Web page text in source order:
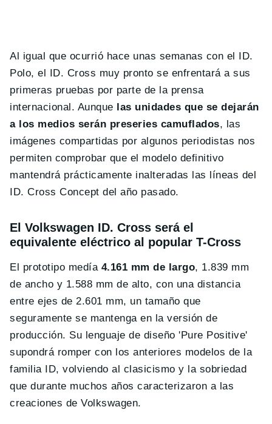
Al igual que ocurrió hace unas semanas con el ID.
Polo, el ID. Cross muy pronto se enfrentará a sus
primeras pruebas por parte de la prensa
internacional. Aunque
las unidades que se dejarán
a los medios serán preseries camuflados, las
imágenes compartidas por algunos periodistas nos
permiten comprobar que el modelo definitivo
mantendrá prácticamente inalteradas las líneas del
ID. Cross Concept del año pasado.
El Volkswagen ID. Cross será el
equivalente eléctrico al popular T-Cross
El prototipo medía 4.161 mm de largo, 1.839 mm
de ancho y 1.588 mm de alto, con una distancia
entre ejes de 2.601 mm, un tamaño que
seguramente se mantenga en la versión de
producción. Su lenguaje de diseño 'Pure Positive'
supondrá romper con los anteriores modelos de la
familia ID, volviendo al clasicismo y la sobriedad
que durante muchos años caracterizaron a las
creaciones de Volkswagen.